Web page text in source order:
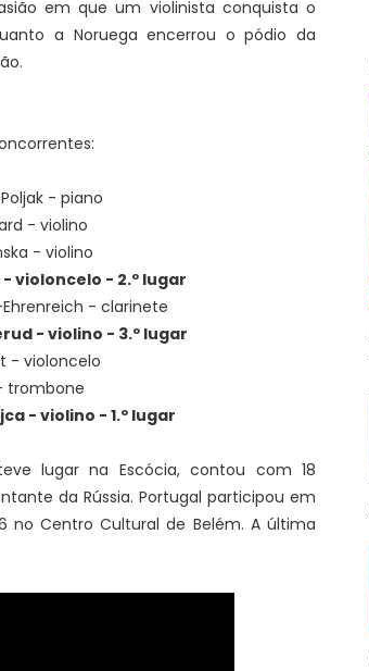
em que um violinista conquista o
a Noruega encerrou o pódio da
- piano
- violino
- violino
violoncelo - 2.º lugar
- clarinete
- violino - 3.º lugar
- violoncelo
trombone
- violino - 1.º lugar
lugar na Escócia, contou com 18
da Rússia. Portugal participou em
no Centro Cultural de Belém. A última